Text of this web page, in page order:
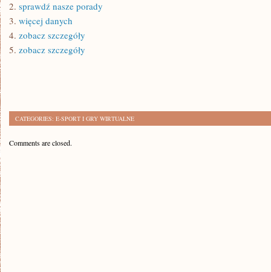
2. sprawdź nasze porady
3. więcej danych
4. zobacz szczegóły
5. zobacz szczegóły
CATEGORIES: E-SPORT I GRY WIRTUALNE
Comments are closed.